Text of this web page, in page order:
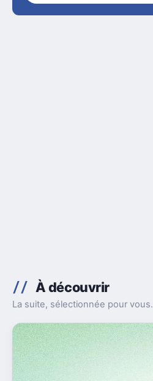
À découvrir
La suite, sélectionnée pour vous.